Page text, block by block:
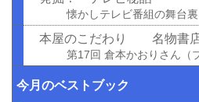
懐かしテレビ番組の舞台裏
本屋のこだわり 名物書店
第17回 倉本かおりさん（
今月のベストブック